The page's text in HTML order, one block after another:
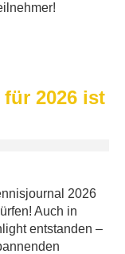
2026 ist
2026
Auch in
entstanden –